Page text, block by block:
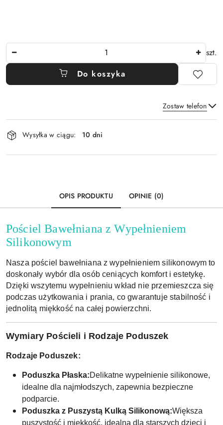
szt.
Do koszyka
Zostaw telefon
Dostępność
i
dostawa
Wysyłka w ciągu: 10 dni
OPIS PRODUKTU OPINIE (0)
Pościel Bawełniana z Wypełnieniem
Silikonowym
Nasza pościel bawełniana z wypełnieniem silikonowym to
doskonały wybór dla osób ceniących komfort i estetykę.
Dzięki wszytemu wypełnieniu wkład nie przemieszcza się
podczas użytkowania i prania, co gwarantuje stabilność i
jednolitą miękkość na całej powierzchni.
Wymiary Pościeli i Rodzaje Poduszek
Rodzaje Poduszek:
Poduszka Płaska:Delikatne wypełnienie silikonowe,
idealne dla najmłodszych, zapewnia bezpieczne
podparcie.
Poduszka z Puszystą Kulką Silikonową:Większa
puszystość i miękkość, idealna dla starszych dzieci i